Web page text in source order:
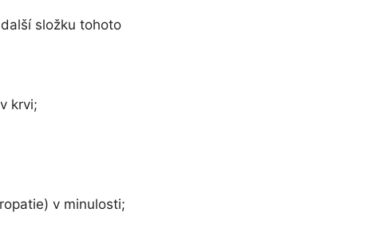
složku tohoto
krvi;
v minulosti;